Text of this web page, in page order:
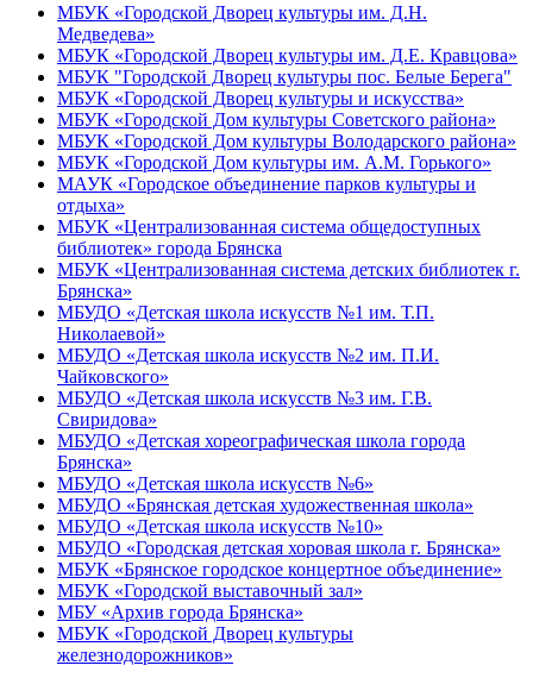
МБУК «Городской Дворец культуры им. Д.Н.
Медведева»
МБУК «Городской Дворец культуры им. Д.Е. Кравцова»
МБУК "Городской Дворец культуры пос. Белые Берега"
МБУК «Городской Дворец культуры и искусства»
МБУК «Городской Дом культуры Советского района»
МБУК «Городской Дом культуры Володарского района»
МБУК «Городской Дом культуры им. А.М. Горького»
МАУК «Городское объединение парков культуры и
отдыха»
МБУК «Централизованная система общедоступных
библиотек» города Брянска
МБУК «Централизованная система детских библиотек г.
Брянска»
МБУДО «Детская школа искусств №1 им. Т.П.
Николаевой»
МБУДО «Детская школа искусств №2 им. П.И.
Чайковского»
МБУДО «Детская школа искусств №3 им. Г.В.
Свиридова»
МБУДО «Детская хореографическая школа города
Брянска»
МБУДО «Детская школа искусств №6»
МБУДО «Брянская детская художественная школа»
МБУДО «Детская школа искусств №10»
МБУДО «Городская детская хоровая школа г. Брянска»
МБУК «Брянское городское концертное объединение»
МБУК «Городской выставочный зал»
МБУ «Архив города Брянска»
МБУК «Городской Дворец культуры
железнодорожников»